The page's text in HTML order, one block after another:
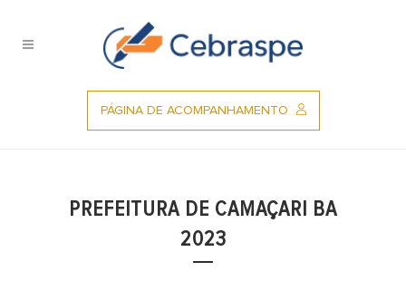
PÁGINA DE ACOMPANHAMENTO
PREFEITURA DE CAMAÇARI BA
2023